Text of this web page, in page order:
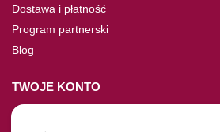
Dostawa i płatność
Program partnerski
Blog
TWOJE KONTO
Moje konto